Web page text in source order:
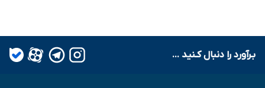
بـرآورد را دنبال کـنید ...